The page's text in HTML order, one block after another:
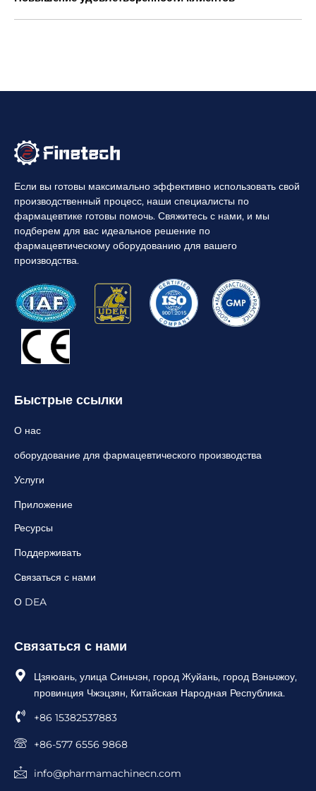
Если вы готовы максимально эффективно использовать свой
производственный процесс, наши специалисты по
фармацевтике готовы помочь. Свяжитесь с нами, и мы
подберем для вас идеальное решение по
фармацевтическому оборудованию для вашего
производства.
Быстрые ссылки
О нас
оборудование для фармацевтического производства
Услуги
Приложение
Ресурсы
Поддерживать
Связаться с нами
О DEA
Связаться с нами
Цзяюань, улица Синьчэн, город Жуйань, город Вэньчжоу,
провинция Чжэцзян, Китайская Народная Республика.
+86 15382537883
+86-577 6556 9868
info@pharmamachinecn.com